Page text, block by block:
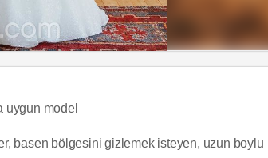
uygun model
basen bölgesini gizlemek isteyen, uzun boylu